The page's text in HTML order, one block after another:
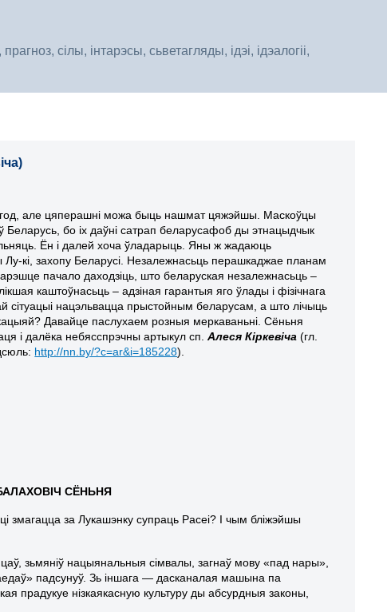
сілы, інтарэсы, сьветагляды, ідэі, ідэалогіі,
але цяперашні можа быць нашмат цяжэйшы. Маскоўцы
Беларусь, бо іх даўні сатрап беларусафоб ды этнацыдчык
Ён і далей хоча ўладарыць. Яны ж жадаюць
Лу-кі, захопу Беларусі. Незалежнасьць перашкаджае планам
пачало даходзіць, што беларуская незалежнасьць –
каштоўнасьць – адзіная гарантыя яго ўлады і фізічнага
сітуацыі нацэльвацца прыстойным беларусам, а што лічыць
Давайце паслухаем розныя меркаваньні. Сёньня
і далёка небясспрэчны артыкул сп.Алеся Кіркевіча (гл.
http://nn.by/?c=ar&i=185228).
СЁНЬНЯ
змагацца за Лукашэнку супраць Расеі? І чым бліжэйшы
зьмяніў нацыянальныя сімвалы, загнаў мову «пад нары»,
падсунуў. Зь іншага — дасканалая машына па
прадукуе нізкаякасную культуру ды абсурдныя законы,